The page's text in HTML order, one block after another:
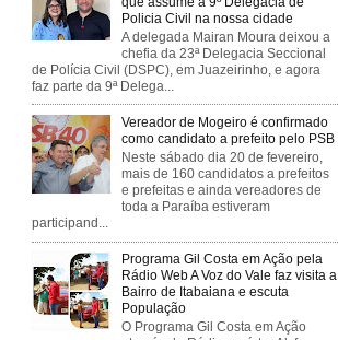
Policia Civil na nossa cidade
A delegada Mairan Moura deixou a
chefia da 23ª Delegacia Seccional
de Polícia Civil (DSPC), em Juazeirinho, e agora
faz parte da 9ª Delega...
Vereador de Mogeiro é confirmado
como candidato a prefeito pelo PSB
Neste sábado dia 20 de fevereiro,
mais de 160 candidatos a prefeitos
e prefeitas e ainda vereadores de
toda a Paraíba estiveram
participand...
Programa Gil Costa em Ação pela
Rádio Web A Voz do Vale faz visita a
Bairro de Itabaiana e escuta
População
O Programa Gil Costa em Ação